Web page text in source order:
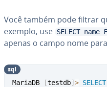
Você também pode filtrar
exemplo, use SELECT
apenas o campo nome
MariaDB [testdb] > SELECT
sql